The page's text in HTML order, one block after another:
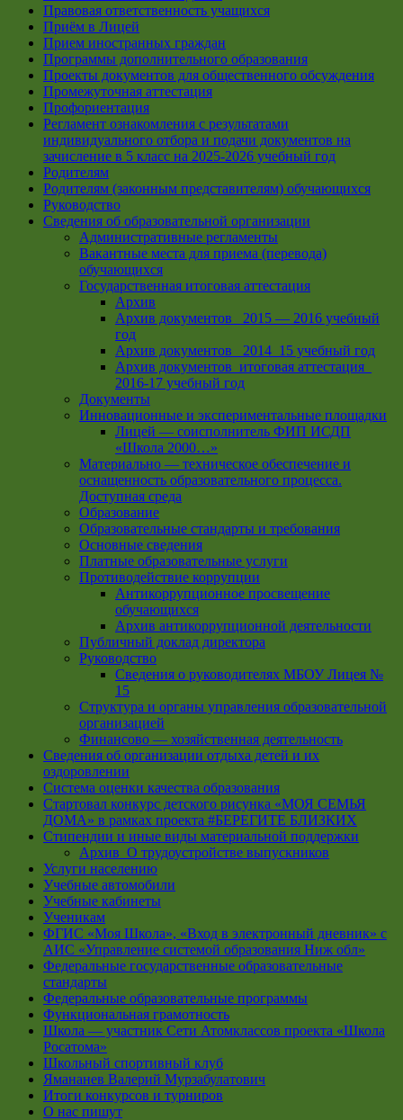
Правовая ответственность учащихся
Приём в Лицей
Прием иностранных граждан
Программы дополнительного образования
Проекты документов для общественного обсуждения
Промежуточная аттестация
Профориентация
Регламент ознакомления с результатами
индивидуального отбора и подачи документов на
зачисление в 5 класс на 2025-2026 учебный год
Родителям
Родителям (законным представителям) обучающихся
Руководство
Сведения об образовательной организации
Административные регламенты
Вакантные места для приема (перевода)
обучающихся
Государственная итоговая аттестация
Архив
Архив документов _2015 — 2016 учебный
год
Архив документов_ 2014_15 учебный год
Архив документов_итоговая аттестация_
2016-17 учебный год
Документы
Инновационные и экспериментальные площадки
Лицей — соисполнитель ФИП ИСДП
«Школа 2000…»
Материально — техническое обеспечение и
оснащенность образовательного процесса.
Доступная среда
Образование
Образовательные стандарты и требования
Основные сведения
Платные образовательные услуги
Противодействие коррупции
Антикоррупционное просвещение
обучающихся
Архив антикоррупционной деятельности
Публичный доклад директора
Руководство
Cведения о руководителях МБОУ Лицея №
15
Структура и органы управления образовательной
организацией
Финансово — хозяйственная деятельность
Сведения об организации отдыха детей и их
оздоровлении
Система оценки качества образования
Стартовал конкурс детского рисунка «МОЯ СЕМЬЯ
ДОМА» в рамках проекта #БЕРЕГИТЕ БЛИЗКИХ
Стипендии и иные виды материальной поддержки
Архив_О трудоустройстве выпускников
Услуги населению
Учебные автомобили
Учебные кабинеты
Ученикам
ФГИС «Моя Школа», «Вход в электронный дневник» с
АИС «Управление системой образования Ниж обл»
Федеральные государственные образовательные
стандарты
Федеральные образовательные программы
Функциональная грамотность
Школа — участник Сети Атомклассов проекта «Школа
Росатома»
Школьный спортивный клуб
Ямананев Валерий Мурзабулатович
Итоги конкурсов и турниров
О нас пишут